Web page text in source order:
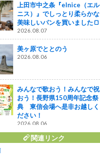
上田市中之条『elnice（エル
ニス）』でしっとり柔らかな
美味しいパンを買いました🍞
2026.08.07
美ヶ原でととのう
2026.08.06
みんなで歌おう！みんなで祝
おう！長野県150周年記念祭
典 東信会場へ是非お越しく
ださい！
2026.08.06
関連リンク